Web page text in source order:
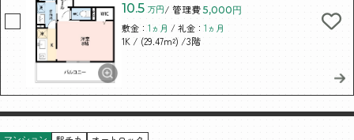
10.5 万円/ 管理費 5,000円
敷金：1ヵ月 / 礼金：1ヵ月
1K / (29.47m²) /3階